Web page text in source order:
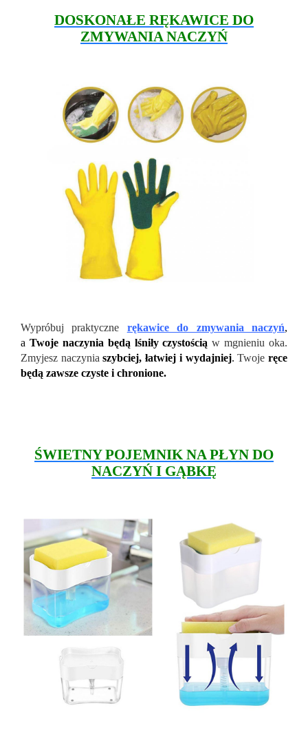
DOSKONAŁE RĘKAWICE DO
ZMYWANIA NACZYŃ
Wypróbuj praktyczne rękawice do zmywania naczyń,
a Twoje naczynia będą lśniły czystością w mgnieniu oka.
Zmyjesz naczyniaszybciej, łatwiej i wydajniej. Twoje ręce
będą zawsze czyste i chronione.
ŚWIETNY POJEMNIK NA PŁYN DO
NACZYŃ I GĄBKĘ